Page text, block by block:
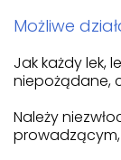
Możliwe
Jak każdy lek,
niepożądane,
Należy